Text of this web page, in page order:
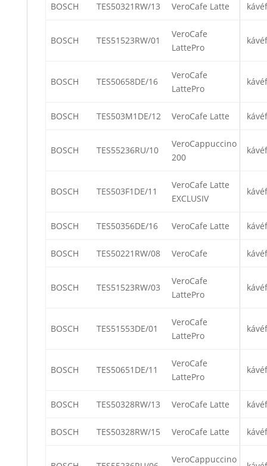
BOSCH TES50321RW/13 VeroCafe Latte
BOSCH TES51523RW/01
VeroCafe
LattePro
BOSCH TES50658DE/16
VeroCafe
LattePro
BOSCH TES503M1DE/12 VeroCafe Latte
BOSCH TES55236RU/10
VeroCappuccino
200
BOSCH TES503F1DE/11
VeroCafe Latte
EXCLUSIV
BOSCH TES50356DE/16 VeroCafe Latte
BOSCH TES50221RW/08 VeroCafe
BOSCH TES51523RW/03
VeroCafe
LattePro
BOSCH TES51553DE/01
VeroCafe
LattePro
BOSCH TES50651DE/11
VeroCafe
LattePro
BOSCH TES50328RW/13 VeroCafe Latte
BOSCH TES50328RW/15 VeroCafe Latte
VeroCappuccino